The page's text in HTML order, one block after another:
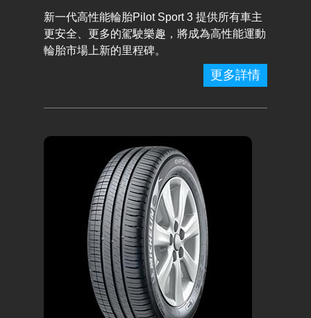
新一代高性能輪胎Pilot Sport 3 提供所有車主
更安全、更多的駕駛樂趣，將成為高性能運動
輪胎市場上新的里程碑。
更多詳情